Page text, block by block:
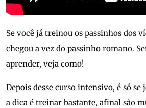
Se você já treinou os passinhos dos
chegou a vez do passinho romano.
aprender, veja como!
Depois desse curso intensivo, é só se
a dica é treinar bastante, afinal são